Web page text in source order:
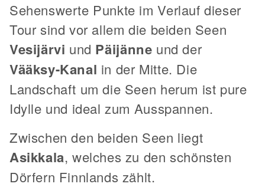
Sehenswerte Punkte im Verlauf dieser
Tour sind vor allem die beiden Seen
Vesijärvi und Päijänne und der
Vääksy-Kanal in der Mitte. Die
Landschaft um die Seen herum ist pure
Idylle und ideal zum Ausspannen.
Zwischen den beiden Seen liegt
Asikkala, welches zu den schönsten
Dörfern Finnlands zählt.